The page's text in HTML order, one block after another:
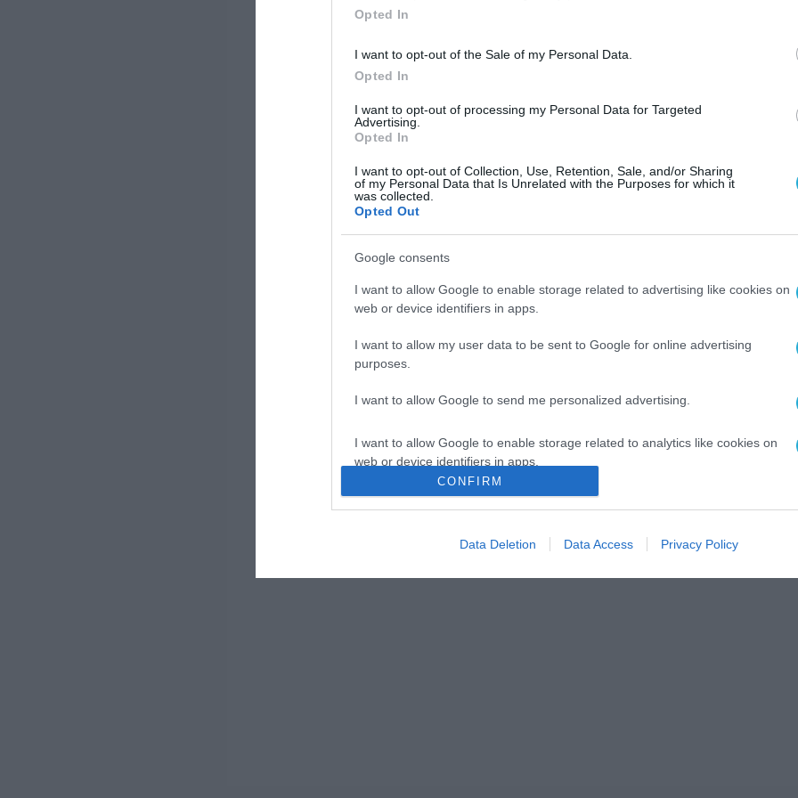
Opted In
I want to opt-out of the Sale of my Personal Data.
Opted In
I want to opt-out of processing my Personal Data for Targeted
Advertising.
Opted In
I want to opt-out of Collection, Use, Retention, Sale, and/or Sharing
of my Personal Data that Is Unrelated with the Purposes for which it
was collected.
Opted Out
Google consents
I want to allow Google to enable storage related to advertising like cookies on
web or device identifiers in apps.
I want to allow my user data to be sent to Google for online advertising
purposes.
I want to allow Google to send me personalized advertising.
I want to allow Google to enable storage related to analytics like cookies on
web or device identifiers in apps.
I want to allow Google to enable storage related to functionality of the website
I want to allow Google to enable storage related to personalization.
CONFIRM
Data Deletion Data Access Privacy Policy